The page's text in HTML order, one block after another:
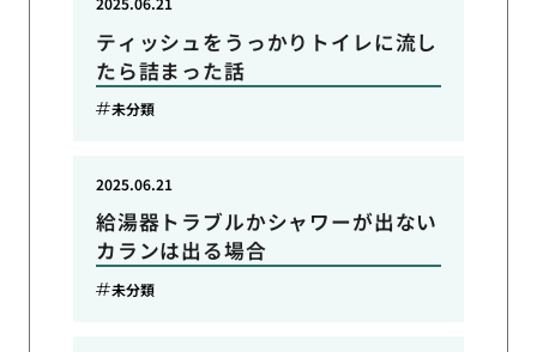
ティッシュをうっかりトイレに流し
たら詰まった話
未分類
給湯器トラブルかシャワーが出ない
カランは出る場合
2025.06.21
未分類